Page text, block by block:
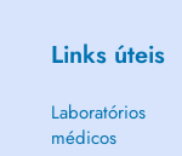
Links úteis
Laboratórios
médicos